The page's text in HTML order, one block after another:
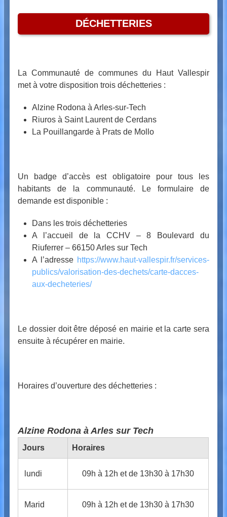
DÉCHETTERIES
La Communauté de communes du Haut Vallespir
met à votre disposition trois déchetteries :
Alzine Rodona à Arles-sur-Tech
Riuros à Saint Laurent de Cerdans
La Pouillangarde à Prats de Mollo
Un badge d’accès est obligatoire pour tous les
habitants de la communauté. Le formulaire de
demande est disponible :
Dans les trois déchetteries
A l’accueil de la CCHV – 8 Boulevard du
Riuferrer – 66150 Arles sur Tech
A l’adresse https://www.haut-vallespir.fr/services-
publics/valorisation-des-dechets/carte-dacces-
aux-decheteries/
Le dossier doit être déposé en mairie et la carte sera
ensuite à récupérer en mairie.
Horaires d’ouverture des déchetteries :
Alzine Rodona à Arles sur Tech
Jours Horaires
lundi 09h à 12h et de 13h30 à 17h30
Marid 09h à 12h et de 13h30 à 17h30